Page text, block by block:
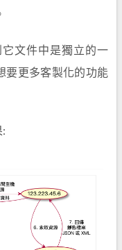
文件中是獨立的一
要更多客製化的功能
: